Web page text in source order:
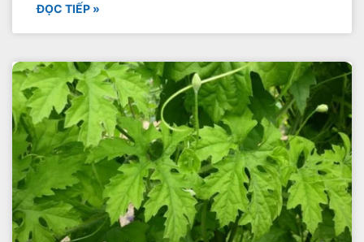
ĐỌC TIẾP »